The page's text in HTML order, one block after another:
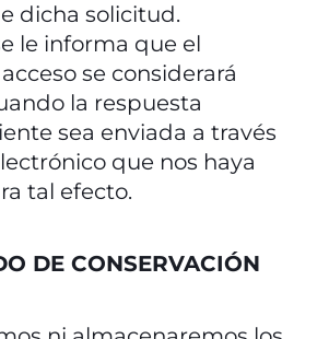
dicha solicitud.
le informa que el
se considerará
la respuesta
sea enviada a través
que nos haya
tal efecto.
DE CONSERVACIÓN